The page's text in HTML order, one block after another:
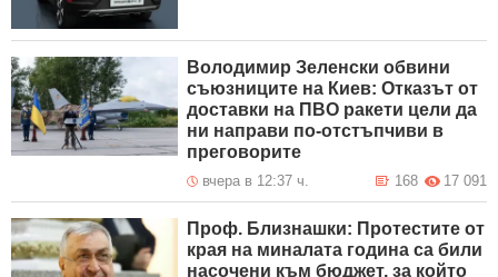
Володимир Зеленски обвини
съюзниците на Киев: Отказът от
доставки на ПВО ракети цели да
ни направи по-отстъпчиви в
преговорите
вчера в 12:37 ч. 17 091
168
Проф. Близнашки: Протестите от
края на миналата година са били
насочени към бюджет, за който